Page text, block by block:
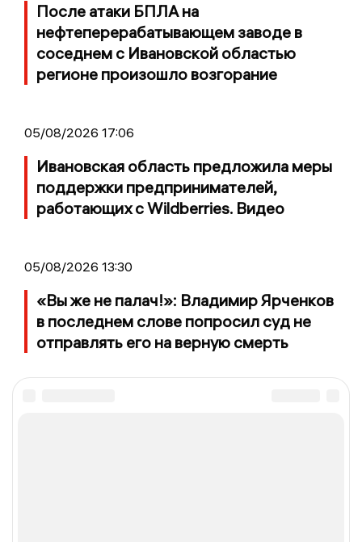
После атаки БПЛА на
нефтеперерабатывающем заводе в
соседнем с Ивановской областью
регионе произошло возгорание
05/08/2026 17:06
Ивановская область предложила меры
поддержки предпринимателей,
работающих с Wildberries. Видео
05/08/2026 13:30
«Вы же не палач!»: Владимир Ярченков
в последнем слове попросил суд не
отправлять его на верную смерть